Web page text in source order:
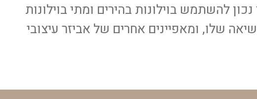
להשתמש בוילונות בהירים ומתי בוילונות
שלו, ומאפיינים אחרים של אביזר עיצובי